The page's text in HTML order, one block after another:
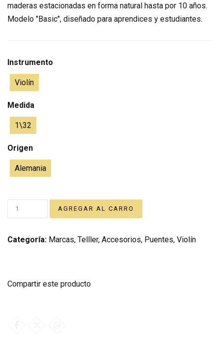
maderas estacionadas en forma natural hasta por 10 años.
Modelo "Basic", diseñado para aprendices y estudiantes.
Instrumento
Violín
Medida
1\32
Origen
Alemania
Categoría: Marcas, Telller, Accesorios, Puentes, Violín
Compartir este producto